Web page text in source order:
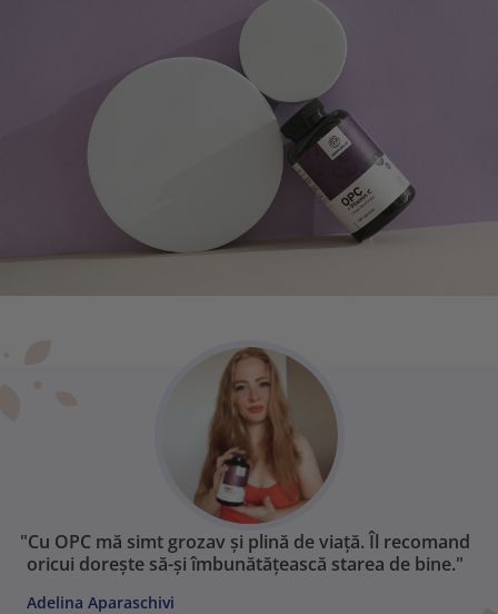
"Cu OPC mă simt grozav și plină de viață. Îl recomand
oricui dorește să-și îmbunătățească starea de bine."
Adelina Aparaschivi